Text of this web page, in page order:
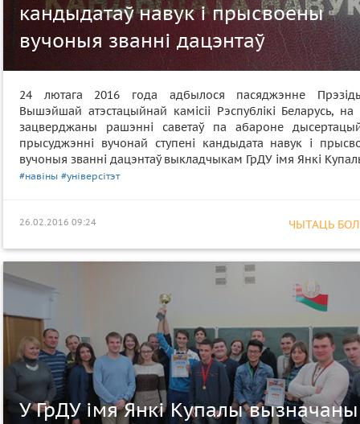
кандыдатаў навук і прысвоены
вучоныя званні дацэнтаў
24 лютага 2016 года адбылося пасяджэнне
Вышэйшай атэстацыйнай камісіі Рэспублікі Беларусь, на
зацверджаны рашэнні саветаў па абароне
прысуджэнні вучонай ступені кандыдата навук і
вучоныя званні дацэнтаў выкладчыкам ГрДУ імя Янкі
#навіны #універсітэт
ЧЫТАЦЬ
26.02.2016 09:24
У ГрДУ імя Янкі Купалы вызначаны